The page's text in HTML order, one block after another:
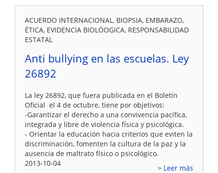
ACUERDO INTERNACIONAL, BIOPSIA, EMBARAZO,
ÉTICA, EVIDENCIA BIOLÓOGICA, RESPONSABILIDAD
ESTATAL
Anti bullying en las escuelas. Ley
26892
La ley 26892, que fuera publicada en el Boletín
Oficial el 4 de octubre, tiene por objetivos:
-Garantizar el derecho a una convivencia pacífica,
integrada y libre de violencia física y psicológica.
- Orientar la educación hacia criterios que eviten la
discriminación, fomenten la cultura de la paz y la
ausencia de maltrato físico o psicológico.
2013-10-04
Leer más